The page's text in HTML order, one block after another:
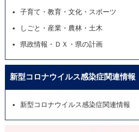
子育て・教育・文化・スポーツ
しごと・産業・農林・土木
県政情報・ＤＸ・県の計画
新型コロナウイルス感染症関連情報
新型コロナウイルス感染症関連情報